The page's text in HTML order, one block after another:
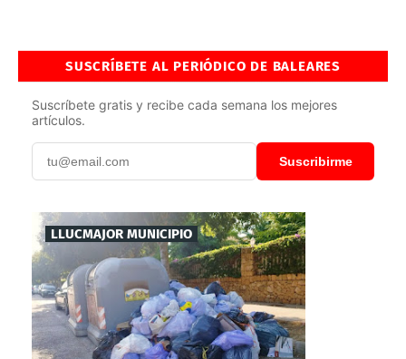
SUSCRÍBETE AL PERIÓDICO DE BALEARES
Suscríbete gratis y recibe cada semana los mejores
artículos.
Suscribirme
LLUCMAJOR MUNICIPIO